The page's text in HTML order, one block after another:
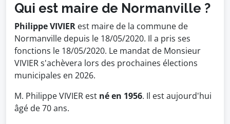
Qui est maire de Normanville ?
Philippe VIVIER est maire de la commune de
Normanville depuis le 18/05/2020. Il a pris ses
fonctions le 18/05/2020. Le mandat de Monsieur
VIVIER s'achèvera lors des prochaines élections
municipales en 2026.
M. Philippe VIVIER est né en 1956. Il est aujourd'hui
âgé de 70 ans.